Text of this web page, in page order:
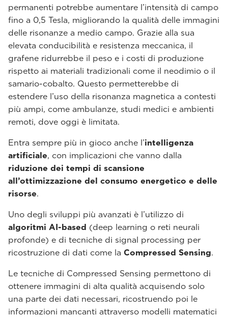
permanenti potrebbe aumentare l’intensità di campo
fino a 0,5 Tesla, migliorando la qualità delle immagini
delle risonanze a medio campo. Grazie alla sua
elevata conducibilità e resistenza meccanica, il
grafene ridurrebbe il peso e i costi di produzione
rispetto ai materiali tradizionali come il neodimio o il
samario-cobalto. Questo permetterebbe di
estendere l’uso della risonanza magnetica a contesti
più ampi, come ambulanze, studi medici e ambienti
remoti, dove oggi è limitata.
Entra sempre più in gioco anche l’intelligenza
artificiale, con implicazioni che vanno dalla
riduzione dei tempi di scansione
all’ottimizzazione del consumo energetico e delle
risorse.
Uno degli sviluppi più avanzati è l’utilizzo di
algoritmi AI-based (deep learning o reti neurali
profonde) e di tecniche di signal processing per
ricostruzione di dati come la Compressed Sensing.
Le tecniche di Compressed Sensing permettono di
ottenere immagini di alta qualità acquisendo solo
una parte dei dati necessari, ricostruendo poi le
informazioni mancanti attraverso modelli matematici